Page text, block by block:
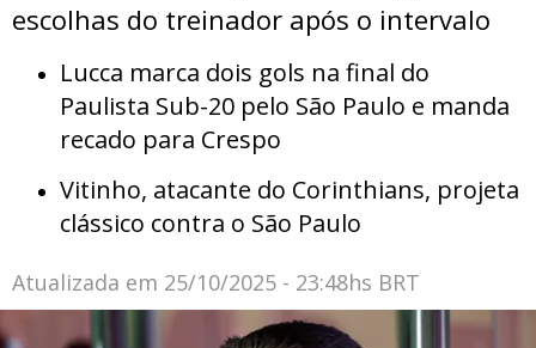
escolhas do treinador após o intervalo
Lucca marca dois gols na final do
Paulista Sub-20 pelo São Paulo e manda
recado para Crespo
Vitinho, atacante do Corinthians, projeta
clássico contra o São Paulo
Atualizada em 25/10/2025 - 23:48hs BRT